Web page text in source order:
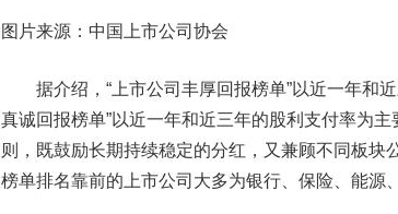
图片来源：中国上市公司协会
据介绍，“上市公司丰厚回报榜单”以近一年和近
真诚回报榜单”以近一年和近三年的股利支付率为
则，既鼓励长期持续稳定的分红，又兼顾不同板块
榜单排名靠前的上市公司大多为银行、保险、能源